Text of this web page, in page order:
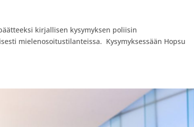
kirjallisen kysymyksen poliisin
mielenosoitustilanteissa. Kysymyksessään Hopsu